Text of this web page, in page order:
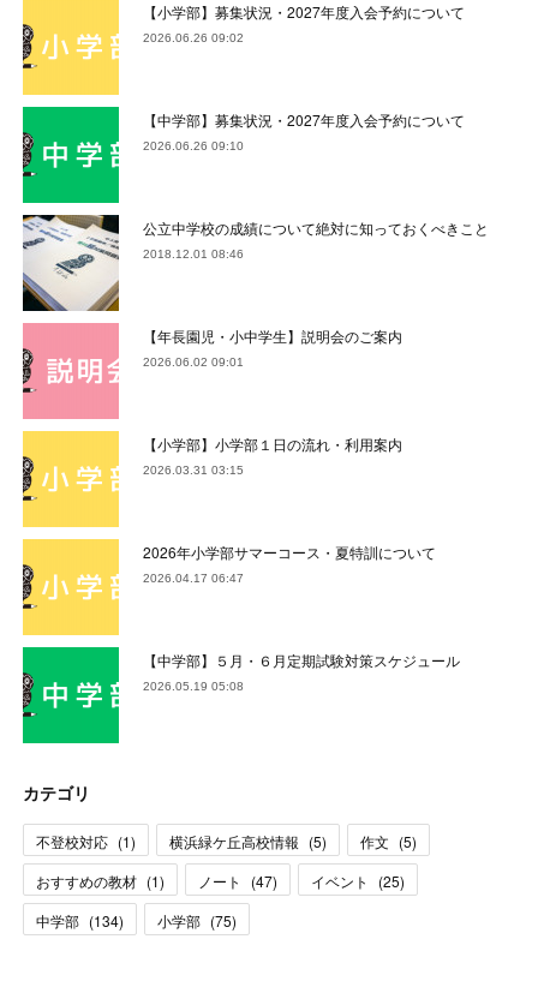
【小学部】募集状況・2027年度入会予約について
2026.06.26 09:02
【中学部】募集状況・2027年度入会予約について
2026.06.26 09:10
公立中学校の成績について絶対に知っておくべきこと
2018.12.01 08:46
【年長園児・小中学生】説明会のご案内
2026.06.02 09:01
【小学部】小学部１日の流れ・利用案内
2026.03.31 03:15
2026年小学部サマーコース・夏特訓について
2026.04.17 06:47
【中学部】５月・６月定期試験対策スケジュール
2026.05.19 05:08
カテゴリ
不登校対応 (1) 横浜緑ケ丘高校情報 (5) 作文 (5)
おすすめの教材 (1) ノート (47) イベント (25)
中学部 (134) 小学部 (75)